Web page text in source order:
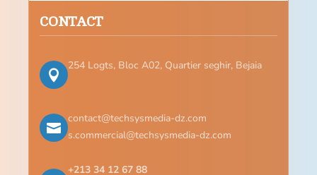
CONTACT

254 Logts, Bloc A02, Quartier seghir, Bejaia

contact@techsysmedia-dz.com
s.commercial@techsysmedia-dz.com
+213 34 12 67 88